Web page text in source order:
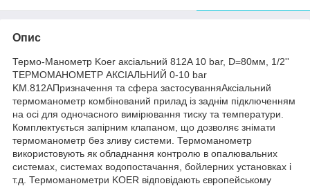
Опис
Термо-Манометр Koer аксіальний 812A 10 bar, D=80мм, 1/2''
ТЕРМОМАНОМЕТР АКСІАЛЬНИЙ 0-10 bar
KM.812AПризначення та сфера застосуванняАксіальний
термоманометр комбінований прилад із заднім підключенням
на осі для одночасного вимірювання тиску та температури.
Комплектується запірним клапаном, що дозволяє знімати
термоманометр без зливу системи. Термоманометр
використовують як обладнання контролю в опалювальних
системах, системах водопостачання, бойлерних установках і
т.д. Термоманометри KOER відповідають європейському